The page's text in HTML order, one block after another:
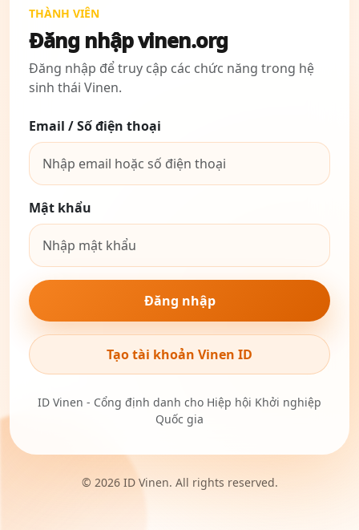
THÀNH VIÊN
Đăng nhập vinen.org
Đăng nhập để truy cập các chức năng trong hệ
sinh thái Vinen.
Email / Số điện thoại
Mật khẩu
Đăng nhập
Tạo tài khoản Vinen ID
ID Vinen - Cổng định danh cho Hiệp hội Khởi nghiệp
Quốc gia
© 2026 ID Vinen. All rights reserved.